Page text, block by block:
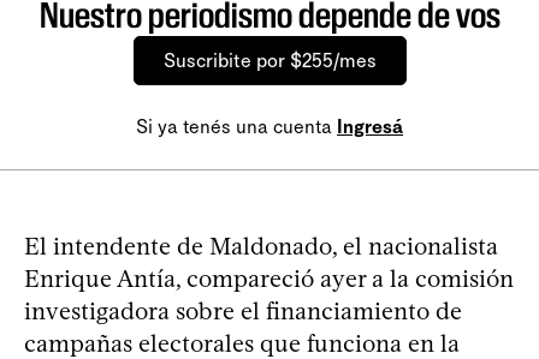
Nuestro periodismo depende de vos
Suscribite por $255/mes
Si ya tenés una cuenta Ingresá
El intendente de Maldonado, el nacionalista
Enrique Antía, compareció ayer a la comisión
investigadora sobre el financiamiento de
campañas electorales que funciona en la